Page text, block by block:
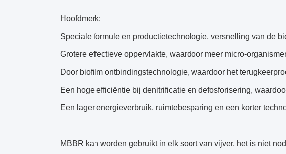
Hoofdmerk:
Speciale formule en productietechnologie, versnelling van de
Grotere effectieve oppervlakte, waardoor meer micro-
Door biofilm ontbindingstechnologie, waardoor het
Een hoge efficiëntie bij denitrificatie en defosforisering,
Een lager energieverbruik, ruimtebesparing en een korter
MBBR kan worden gebruikt in elk soort van vijver, het is niet